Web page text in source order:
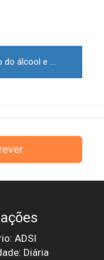
Detido em flagrante por condução sob o efeito do álcool e posse ilegal de arma em Aguiar da Beira
ADSI
Diária